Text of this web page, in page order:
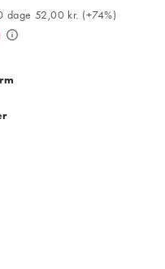
dage 52,00 kr. (+74%)